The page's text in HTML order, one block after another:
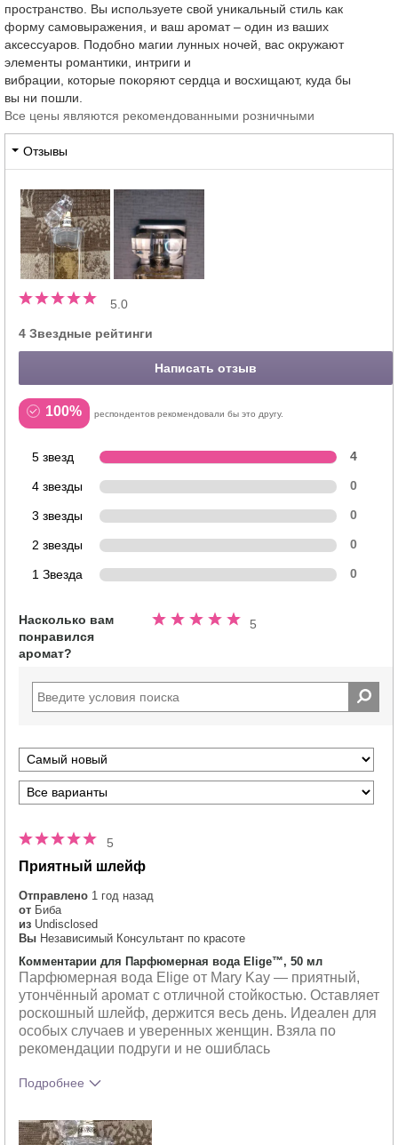
пространство. Вы используете свой уникальный стиль как
форму самовыражения, и ваш аромат – один из ваших
аксессуаров. Подобно магии лунных ночей, вас окружают
элементы романтики, интриги и
вибрации, которые покоряют сердца и восхищают, куда бы
вы ни пошли.
Все цены являются рекомендованными розничными
Отзывы
5.0
4 Звездные рейтинги
Написать отзыв
100% респондентов рекомендовали бы это другу.
5 звезд 4
4 звезды 0
3 звезды 0
2 звезды 0
1 Звезда 0
Насколько вам
понравился
аромат?
5
Номинальный
5
звезд
5
Приятный шлейф
Отправлено 1 год назад
от Биба
из Undisclosed
Вы Независимый Консультант по красоте
Комментарии для Парфюмерная вода Elige™, 50 мл
Парфюмерная вода Elige от Mary Kay — приятный,
утончённый аромат с отличной стойкостью. Оставляет
роскошный шлейф, держится весь день. Идеален для
особых случаев и уверенных женщин. Взяла по
рекомендации подруги и не ошиблась
Подробнее
впечатления от аромата?